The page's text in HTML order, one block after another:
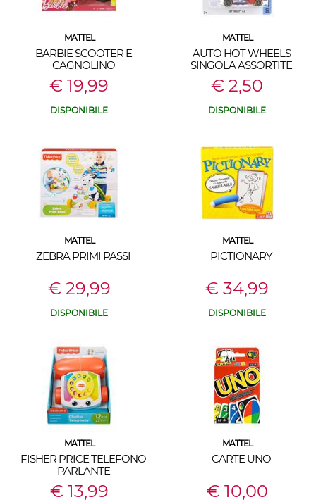
MATTEL
BARBIE SCOOTER E
CAGNOLINO
€ 19,99
DISPONIBILE
MATTEL
AUTO HOT WHEELS
SINGOLA ASSORTITE
€ 2,50
DISPONIBILE
MATTEL
ZEBRA PRIMI PASSI
€ 29,99
DISPONIBILE
MATTEL
PICTIONARY
€ 34,99
DISPONIBILE
MATTEL
FISHER PRICE TELEFONO
PARLANTE
€ 13,99
MATTEL
CARTE UNO
€ 10,00